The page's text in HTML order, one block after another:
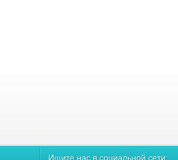
Ищите нас в социальной сети: